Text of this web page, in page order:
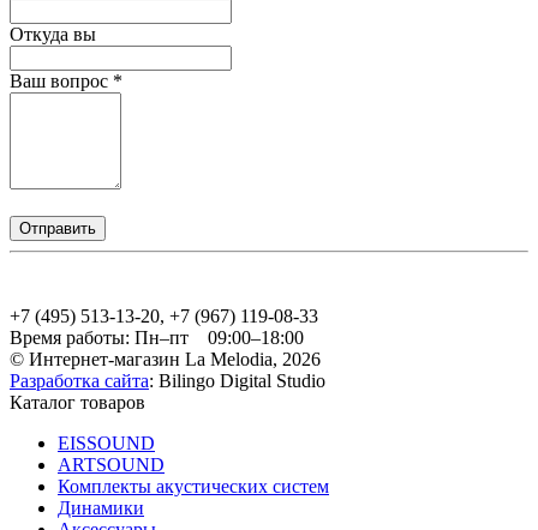
Откуда вы
Ваш вопрос *
+7 (495) 513-13-20, +7 (967) 119-08-33
Время работы: Пн–пт 09:00–18:00
© Интернет-магазин La Melodia, 2026
Разработка сайта: Bilingo Digital Studio
Каталог товаров
EISSOUND
ARTSOUND
Комплекты акустических систем
Динамики